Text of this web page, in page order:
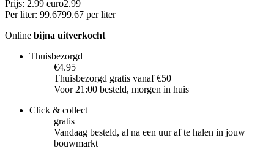
Prijs: 2.99 euro2.99
Per liter: 99.6799.67 per liter
Online bijna uitverkocht
Thuisbezorgd
€4.95
Thuisbezorgd gratis vanaf €50
Voor 21:00 besteld, morgen in huis
Click & collect
gratis
Vandaag besteld, al na een uur af te halen in jouw
bouwmarkt